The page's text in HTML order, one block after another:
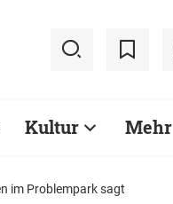
Kultur Mehr
im Problempark sagt